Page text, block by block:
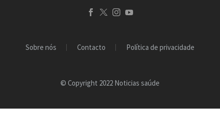
Sobre nós Contacto Política de privacidade
© Copyright 2022 Noticias saúde